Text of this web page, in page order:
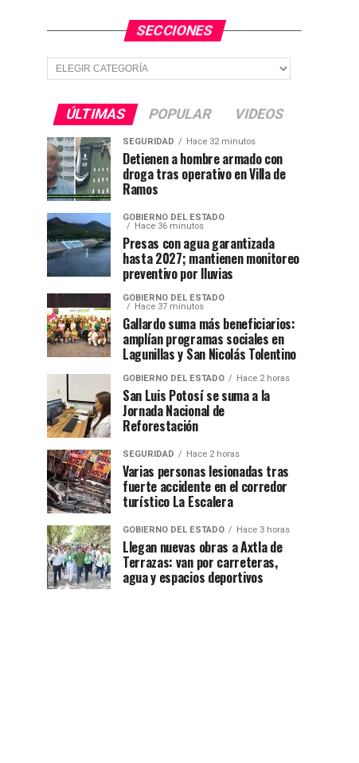
SECCIONES
Secciones
ÚLTIMAS POPULAR VIDEOS
SEGURIDAD Hace 32 minutos
Detienen a hombre armado con
droga tras operativo en Villa de
Ramos
GOBIERNO DEL ESTADO
Hace 36 minutos
Presas con agua garantizada
hasta 2027; mantienen monitoreo
preventivo por lluvias
GOBIERNO DEL ESTADO
Hace 37 minutos
Gallardo suma más beneficiarios:
amplían programas sociales en
Lagunillas y San Nicolás Tolentino
GOBIERNO DEL ESTADO Hace 2 horas
San Luis Potosí se suma a la
Jornada Nacional de
Reforestación
SEGURIDAD Hace 2 horas
Varias personas lesionadas tras
fuerte accidente en el corredor
turístico La Escalera
GOBIERNO DEL ESTADO Hace 3 horas
Llegan nuevas obras a Axtla de
Terrazas: van por carreteras,
agua y espacios deportivos